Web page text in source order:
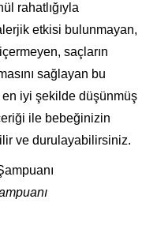
rahatlığıyla
etkisi bulunmayan,
saçların
sağlayan bu
en iyi şekilde düşünmüş
ile bebeğinizin
ve durulayabilirsiniz.